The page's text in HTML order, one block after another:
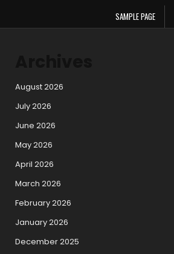
SAMPLE PAGE
August 2026
July 2026
June 2026
May 2026
April 2026
March 2026
February 2026
January 2026
December 2025